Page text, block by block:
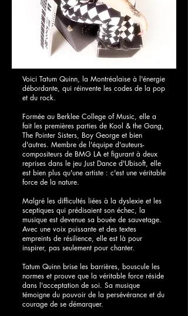
Voici Tatum Quinn, la Montréalaise à l'énergie
débordante, qui réinvente les codes de la pop
et du rock.
Formée au Berklee College of Music, elle a
fait les premières parties de Kool & the Gang,
The Pointer Sisters, Boy George et bien
d'autres. Membre de l'équipe d'auteurs-
compositeurs de BMG LA et figurant à deux
reprises dans le jeu Just Dance d'Ubisoft, elle
est bien plus qu'une artiste : c'est une véritable
force de la nature.
Malgré les difficultés liées à la dyslexie et les
sceptiques qui prédisaient son échec, la
musique est devenue sa bouée de sauvetage.
Avec une voix puissante et des textes
empreints de résilience, elle est là pour
inspirer, pas seulement pour chanter.
Tatum Quinn brise les barrières, bouscule les
normes et prouve que la véritable force réside
dans l'acceptation de soi. Sa musique
témoigne du pouvoir de la persévérance et du
courage de se démarquer.